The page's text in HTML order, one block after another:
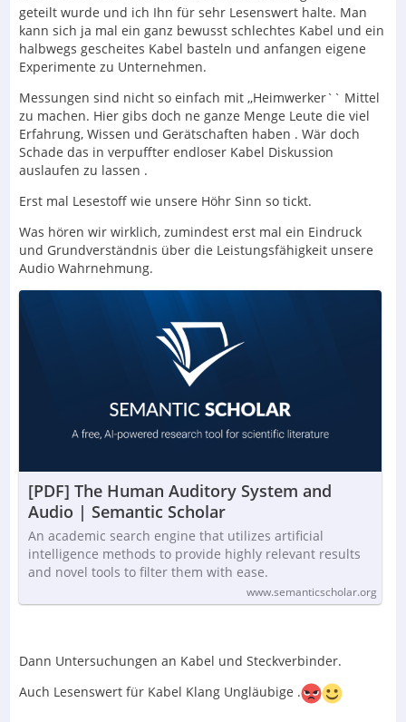
geteilt wurde und ich Ihn für sehr Lesenswert halte. Man
kann sich ja mal ein ganz bewusst schlechtes Kabel und ein
halbwegs gescheites Kabel basteln und anfangen eigene
Experimente zu Unternehmen.
Messungen sind nicht so einfach mit ,,Heimwerker`` Mittel
zu machen. Hier gibs doch ne ganze Menge Leute die viel
Erfahrung, Wissen und Gerätschaften haben . Wär doch
Schade das in verpuffter endloser Kabel Diskussion
auslaufen zu lassen .
Erst mal Lesestoff wie unsere Höhr Sinn so tickt.
Was hören wir wirklich, zumindest erst mal ein Eindruck
und Grundverständnis über die Leistungsfähigkeit unsere
Audio Wahrnehmung.
[PDF] The Human Auditory System and
Audio | Semantic Scholar
An academic search engine that utilizes artificial
intelligence methods to provide highly relevant results
and novel tools to filter them with ease.
www.semanticscholar.org
Dann Untersuchungen an Kabel und Steckverbinder.
Auch Lesenswert für Kabel Klang Ungläubige .